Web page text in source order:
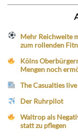
Mehr Reichweite
zum rollenden
Kölns
Mengen noch
The Casualties
Der Ruhrpilot
Waltrop als
statt zu pflegen